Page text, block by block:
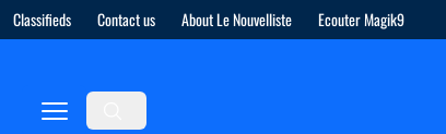
Classifieds Contact us About Le Nouvelliste Ecouter Magik9